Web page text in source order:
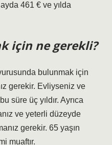
461 € ve yılda
için ne gerekli?
bulunmak için
gerekir. Evliyseniz ve
süre üç yıldır. Ayrıca
ve yeterli düzeyde
gerekir. 65 yaşın
muaftır.